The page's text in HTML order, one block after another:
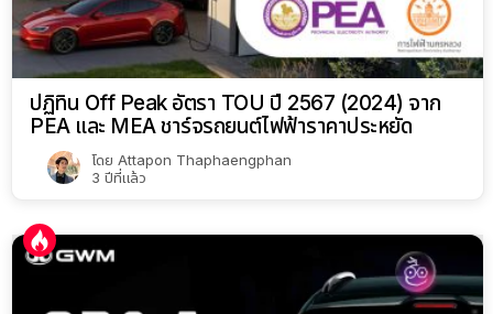
ปฏิทิน Off Peak อัตรา TOU ปี 2567 (2024) จาก
PEA และ MEA ชาร์จรถยนต์ไฟฟ้าราคาประหยัด
โดย Attapon Thaphaengphan
3 ปีที่แล้ว